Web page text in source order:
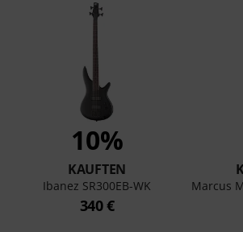
10%
KAUFTEN
Ibanez SR300EB-WK
340 €
Marcus